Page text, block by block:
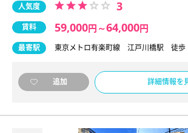
人気度 3
賃料 59,000円 ～64,000円
最寄駅 東京メトロ有楽町線 江戸川橋駅 徒
追加 詳細情報を